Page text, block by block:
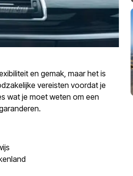
en gemak, maar het is
vereisten voordat je
wat je moet weten om een